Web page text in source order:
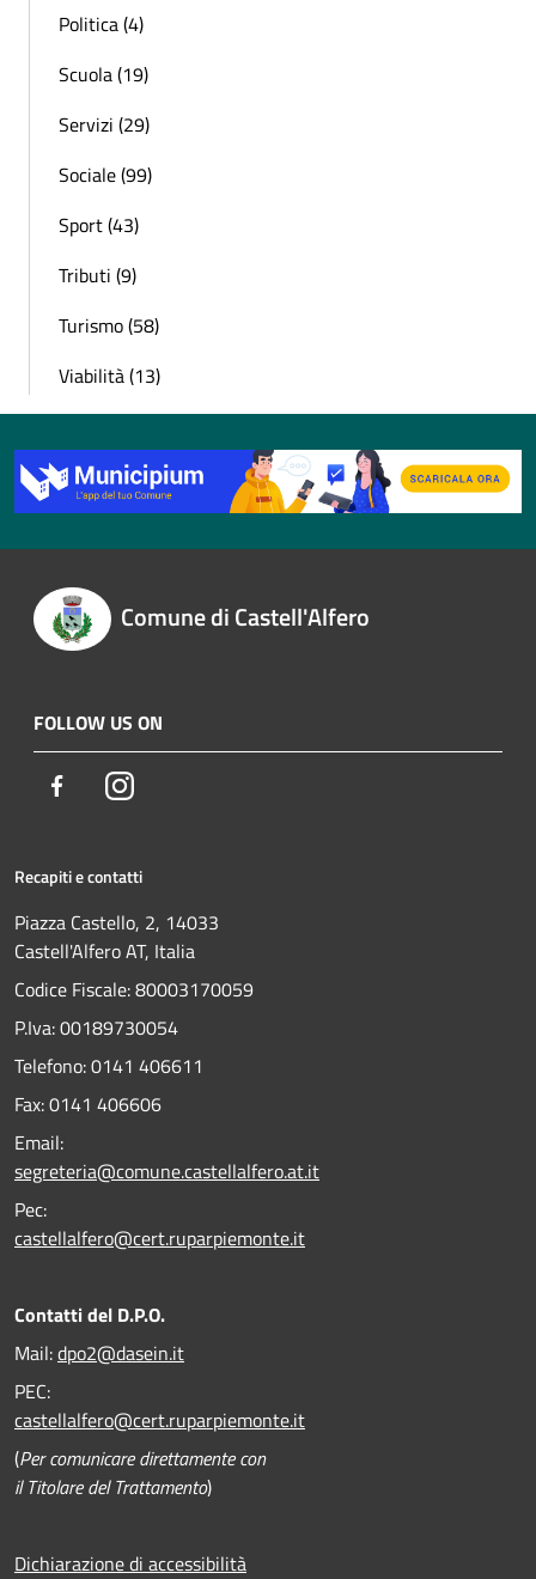
Politica (4)
Scuola (19)
Servizi (29)
Sociale (99)
Sport (43)
Tributi (9)
Turismo (58)
Viabilità (13)
Comune di Castell'Alfero
FOLLOW US ON
FacebookInstagram
Recapiti e contatti
Piazza Castello, 2, 14033
Castell'Alfero AT, Italia
Codice Fiscale: 80003170059
P.Iva: 00189730054
Telefono:0141 406611
Fax:0141 406606
Email:
segreteria@comune.castellalfero.at.it
Pec:
castellalfero@cert.ruparpiemonte.it
Contatti del D.P.O.
Mail:dpo2@dasein.it
PEC:
castellalfero@cert.ruparpiemonte.it
(Per comunicare direttamente con
il Titolare del Trattamento)
Dichiarazione di accessibilità